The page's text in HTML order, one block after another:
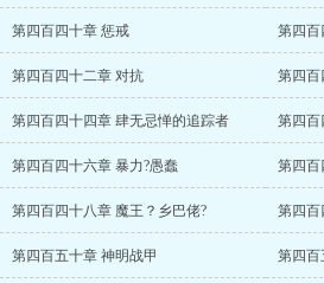
第四百四十章 惩戒 第四百
第四百四十二章 对抗 第四百
第四百四十四章 肆无忌惮的追踪者 第四百
第四百四十六章 暴力?愚蠢 第四百
第四百四十八章 魔王？乡巴佬? 第四百
第四百五十章 神明战甲 第四百